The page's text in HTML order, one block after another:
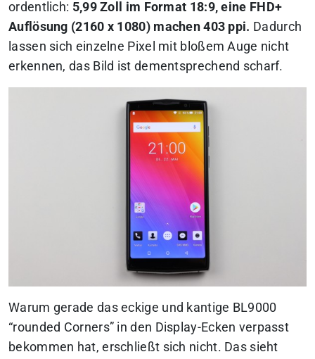
ordentlich: 5,99 Zoll im Format 18:9, eine FHD+
Auflösung (2160 x 1080) machen 403 ppi. Dadurch
lassen sich einzelne Pixel mit bloßem Auge nicht
erkennen, das Bild ist dementsprechend scharf.
Warum gerade das eckige und kantige BL9000
“rounded Corners” in den Display-Ecken verpasst
bekommen hat, erschließt sich nicht. Das sieht